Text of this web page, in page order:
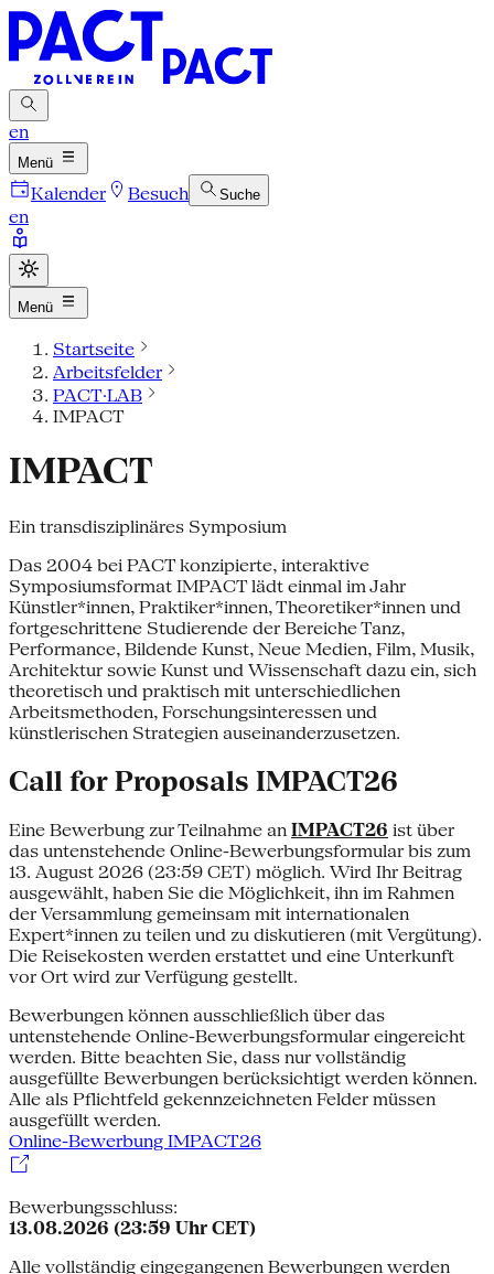
en
Menü
Kalender Besuch Suche
en
Menü
Startseite
Arbeitsfelder
PACT·LAB
IMPACT
IMPACT
Ein transdisziplinäres Symposium
Das 2004 bei PACT konzipierte, interaktive
Symposiumsformat IMPACT lädt einmal im Jahr
Künstler*innen, Praktiker*innen, Theoretiker*innen und
fortgeschrittene Studierende der Bereiche Tanz,
Performance, Bildende Kunst, Neue Medien, Film, Musik,
Architektur sowie Kunst und Wissenschaft dazu ein, sich
theoretisch und praktisch mit unterschiedlichen
Arbeitsmethoden, Forschungsinteressen und
künstlerischen Strategien auseinanderzusetzen.
Call for Proposals IMPACT26
Eine Bewerbung zur Teilnahme an IMPACT26 ist über
das untenstehende Online-Bewerbungsformular bis zum
13. August 2026 (23:59 CET) möglich. Wird Ihr Beitrag
ausgewählt, haben Sie die Möglichkeit, ihn im Rahmen
der Versammlung gemeinsam mit internationalen
Expert*innen zu teilen und zu diskutieren (mit Vergütung).
Die Reisekosten werden erstattet und eine Unterkunft
vor Ort wird zur Verfügung gestellt.
Bewerbungen können ausschließlich über das
untenstehende Online-Bewerbungsformular eingereicht
werden. Bitte beachten Sie, dass nur vollständig
ausgefüllte Bewerbungen berücksichtigt werden können.
Alle als Pflichtfeld gekennzeichneten Felder müssen
ausgefüllt werden.
Online-Bewerbung IMPACT26
Bewerbungsschluss:
13.08.2026 (23:59 Uhr CET)
Alle vollständig eingegangenen Bewerbungen werden